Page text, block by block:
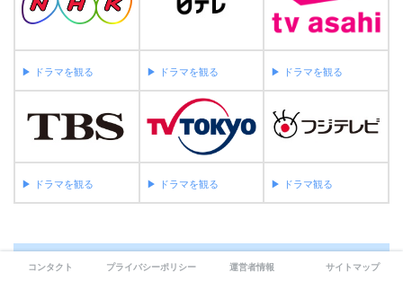
▶︎ ドラマを観る ▶︎ ドラマを観る ▶︎ ドラマを観る
▶︎ ドラマを観る ▶︎ ドラマを観る ▶︎ ドラマ観る
ジャンルから映画の無料視聴を探す
コンタクト プライバシーポリシー 運営者情報 サイトマップ